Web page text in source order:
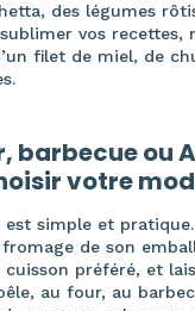
des légumes
vos recettes,
filet de miel, de
barbecue ou
votre
est simple et
de son
préféré, et
au four, au